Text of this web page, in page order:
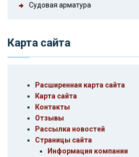
Судовая арматура
Карта сайта
Расширенная карта сайта
Карта сайта
Контакты
Отзывы
Рассылка новостей
Страницы сайта
Информация компании